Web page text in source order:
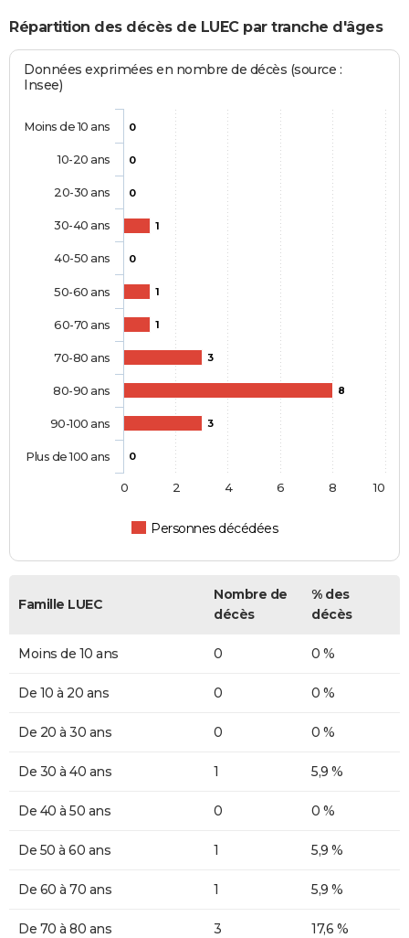
Répartition des décès de LUEC par tranche d'âges
Données exprimées en nombre de décès (source :
Insee)
0
0
0
1
0
1
1
3
8
3
0
Personnes décédées
Moins de 10 ans
10-20 ans
20-30 ans
30-40 ans
40-50 ans
50-60 ans
60-70 ans
70-80 ans
80-90 ans
90-100 ans
Plus de 100 ans
0 2 4 6 8 10
Famille LUEC
Nombre de
décès
% des
décès
Moins de 10 ans 0 0 %
De 10 à 20 ans 0 0 %
De 20 à 30 ans 0 0 %
De 30 à 40 ans 1 5,9 %
De 40 à 50 ans 0 0 %
De 50 à 60 ans 1 5,9 %
De 60 à 70 ans 1 5,9 %
De 70 à 80 ans 3 17,6 %